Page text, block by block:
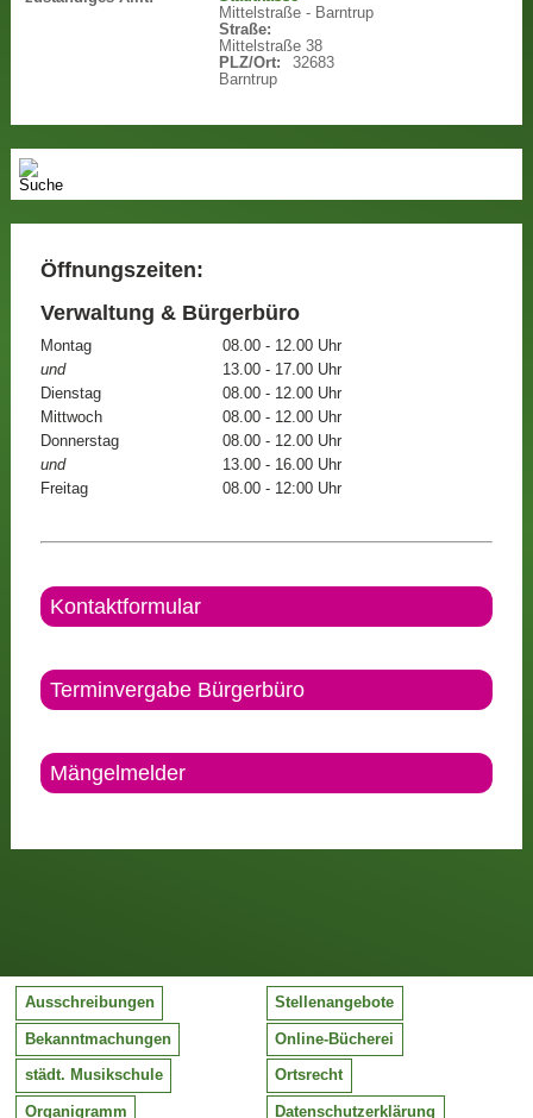
Mittelstraße - Barntrup
Straße:
Mittelstraße 38
PLZ/Ort:
32683
Barntrup
Öffnungszeiten:
Verwaltung & Bürgerbüro
Montag
08.00 - 12.00 Uhr
und
13.00 - 17.00 Uhr
Dienstag
08.00 - 12.00 Uhr
Mittwoch
08.00 - 12.00 Uhr
Donnerstag
08.00 - 12.00 Uhr
und
13.00 - 16.00 Uhr
Freitag
08.00 - 12:00 Uhr
Kontaktformular
Terminvergabe Bürgerbüro
Mängelmelder
Ausschreibungen Stellenangebote
Bekanntmachungen Online-Bücherei
städt. Musikschule Ortsrecht
Organigramm Datenschutzerklärung